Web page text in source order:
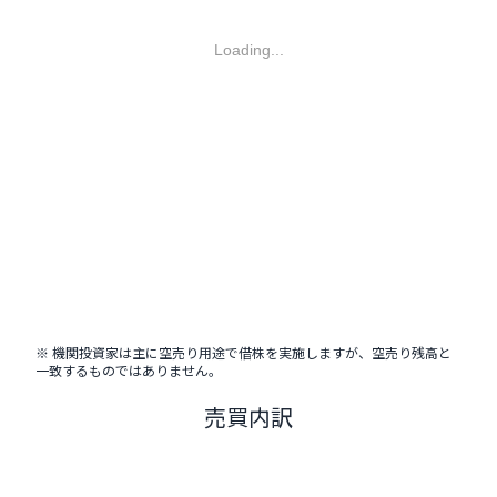
Loading...
※ 機関投資家は主に空売り用途で借株を実施しますが、空売り残高と
一致するものではありません。
売買内訳